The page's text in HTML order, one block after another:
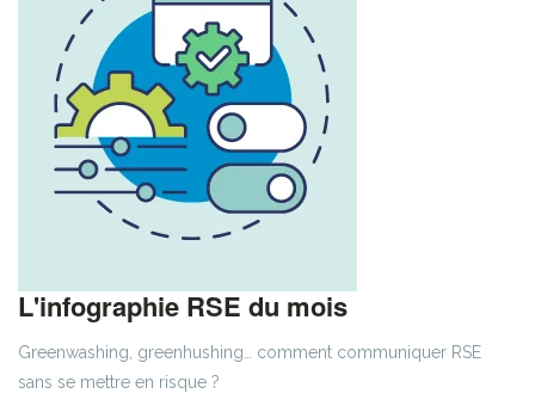
L'infographie RSE du mois
Greenwashing, greenhushing… comment communiquer RSE
sans se mettre en risque ?